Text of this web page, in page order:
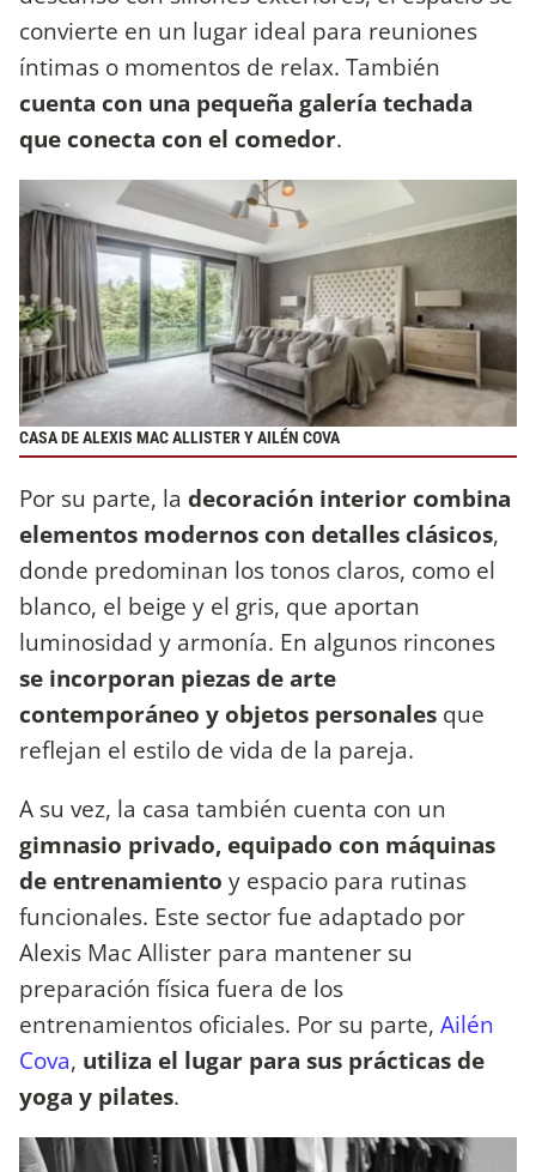
convierte en un lugar ideal para reuniones
íntimas o momentos de relax. También
cuenta con una pequeña galería techada
que conecta con el comedor.
CASA DE ALEXIS MAC ALLISTER Y AILÉN COVA
Por su parte, la decoración interior combina
elementos modernos con detalles clásicos,
donde predominan los tonos claros, como el
blanco, el beige y el gris, que aportan
luminosidad y armonía. En algunos rincones
se incorporan piezas de arte
contemporáneo y objetos personales que
reflejan el estilo de vida de la pareja.
A su vez, la casa también cuenta con un
gimnasio privado, equipado con máquinas
de entrenamiento y espacio para rutinas
funcionales. Este sector fue adaptado por
Alexis Mac Allister para mantener su
preparación física fuera de los
entrenamientos oficiales. Por su parte, Ailén
Cova, utiliza el lugar para sus prácticas de
yoga y pilates.